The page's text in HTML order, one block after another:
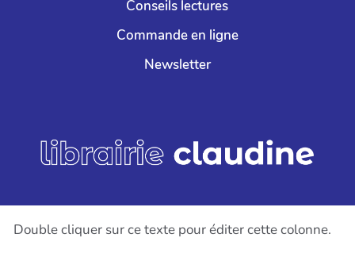
Conseils lectures
Commande en ligne
Newsletter
Double cliquer sur ce texte pour éditer cette colonne.